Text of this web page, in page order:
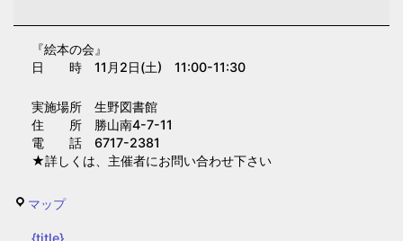
館）
『絵本の会』
日 時 11月2日(土) 11:00-11:30
実施場所 生野図書館
住 所 勝山南4-7-11
電 話 6717-2381
★詳しくは、主催者にお問い合わせ下さい
マップ生